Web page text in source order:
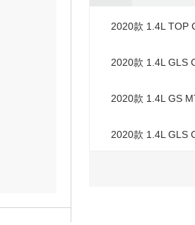
2020款 1.4L TOP
2020款 1.4L GLS
2020款 1.4L GS
2020款 1.4L GLS